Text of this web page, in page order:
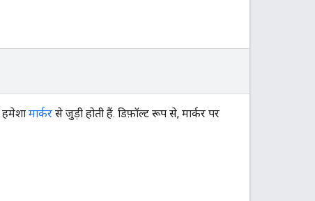
हमेशा मार्कर से जुड़ी होती हैं. डिफ़ॉल्ट रूप से, मार्कर पर